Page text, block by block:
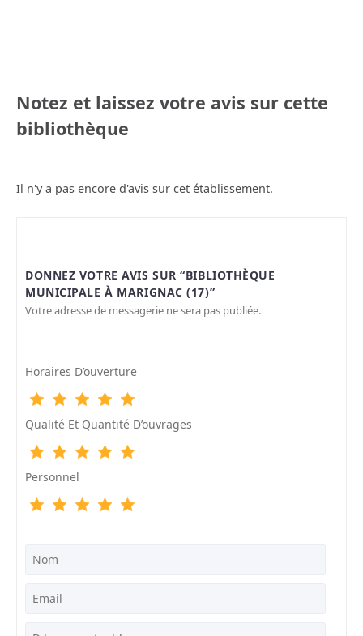
Notez et laissez votre avis sur cette
bibliothèque
Il n'y a pas encore d'avis sur cet établissement.
DONNEZ VOTRE AVIS SUR “BIBLIOTHÈQUE
MUNICIPALE À MARIGNAC (17)”
Votre adresse de messagerie ne sera pas publiée.
Horaires D’ouverture
Qualité Et Quantité D’ouvrages
Personnel